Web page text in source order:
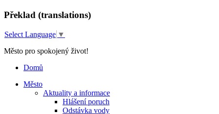
Překlad (translations)
Select Language ▼
Město pro spokojený život!
Domů
Město
Aktuality a informace
Hlášení poruch
Odstávka vody